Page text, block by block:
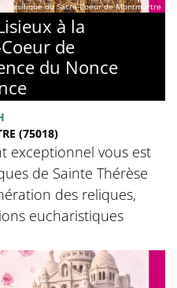
© Basilique du Sacré-Coeur de Montmartre
à la
de
du Nonce
(75018)
exceptionnel vous est
de Sainte Thérèse
des reliques,
eucharistiques